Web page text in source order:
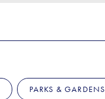
PARKS & GARDENS